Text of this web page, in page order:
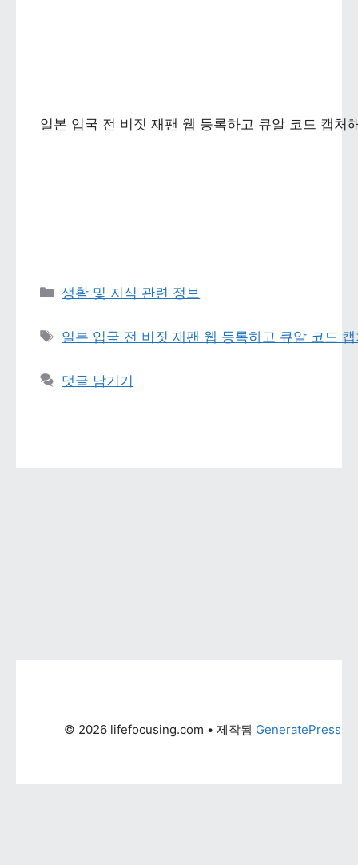
일본 입국 전 비짓 재팬 웹 등록하고 큐알 코드 캡처
카테고리
생활 및 지식 관련 정보
태그
일본 입국 전 비짓 재팬 웹 등록하고 큐알 코드
댓글 남기기
© 2026 lifefocusing.com • 제작됨 GeneratePress